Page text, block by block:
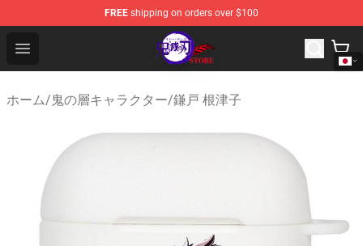
FREE shipping on orders over $100
Open menu
Kimetsu no Yaiba Store - Official Kimetsu no Yaiba
ホーム/鬼の層キャラクター/鎌戸 根津子